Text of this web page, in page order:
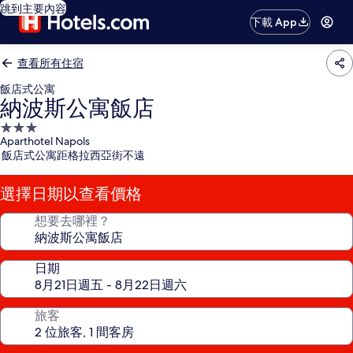
跳到主要內容
下載 App
查看所有住宿
飯店式公寓
納波斯公寓飯店
3.0
星
級
住
宿
Aparthotel Napols
飯店式公寓距格拉西亞街不遠
選擇日期以查看價格
想要去哪裡？
日期
旅客